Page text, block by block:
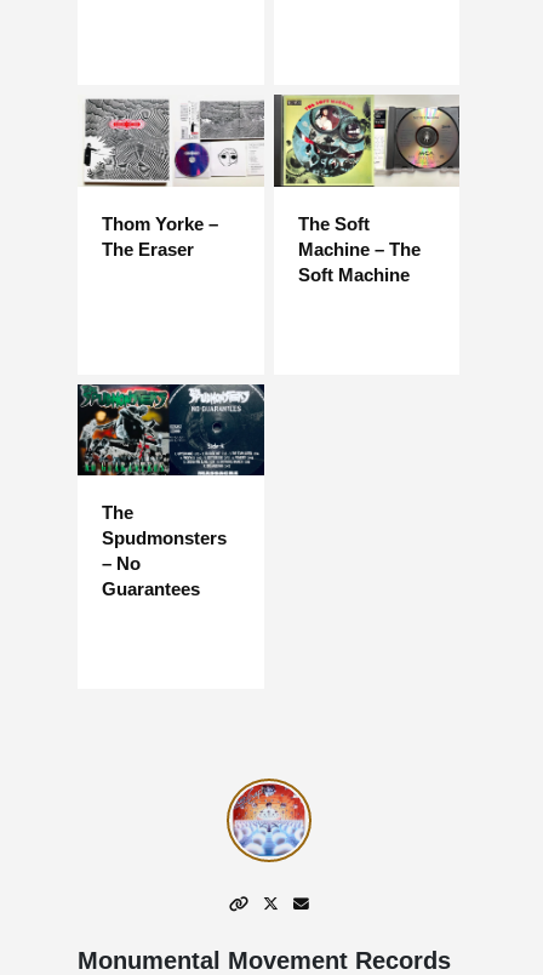
Thom Yorke –
The Eraser
The Soft
Machine – The
Soft Machine
The
Spudmonsters
– No
Guarantees
Monumental Movement Records